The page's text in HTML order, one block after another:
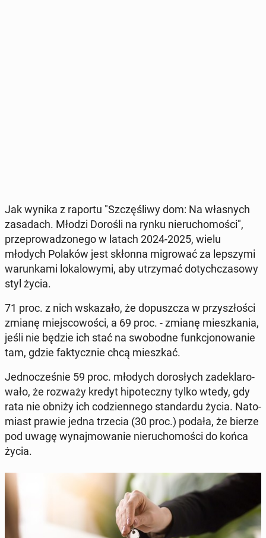
Jak wynika z raportu "Szczę­śli­wy dom: Na wła­snych
za­sa­dach. Młodzi Dorośli na rynku nie­ru­cho­mo­ści",
prze­pro­wa­dzo­ne­go w latach 2024-2025, wielu
młodych Polaków jest skłonna mi­gro­wać za lep­szy­mi
wa­run­ka­mi lo­ka­lo­wy­mi, aby utrzy­mać do­tych­cza­so­wy
styl życia.
71 proc. z nich wska­za­ło, że do­pusz­cza w przy­szło­ści
zmianę miej­sco­wo­ści, a 69 proc. - zmianę miesz­ka­nia,
jeśli nie będzie ich stać na swo­bod­ne funk­cjo­no­wa­nie
tam, gdzie fak­tycz­nie chcą miesz­kać.
Jed­no­cze­śnie 59 proc. młodych do­ro­słych za­de­kla­ro­
wa­ło, że rozważy kredyt hi­po­tecz­ny tylko wtedy, gdy
rata nie obniży ich co­dzien­ne­go stan­dar­du życia. Na­to­
miast prawie jedna trzecia (30 proc.) podała, że bierze
pod uwagę wy­naj­mo­wa­nie nie­ru­cho­mo­ści do końca
życia.